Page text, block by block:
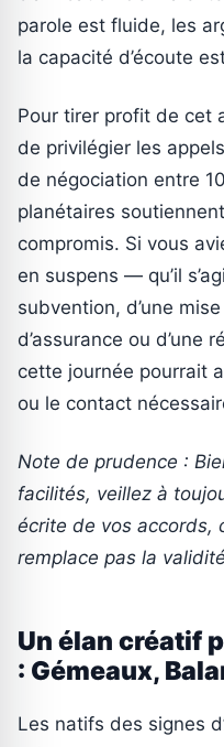
parole est fluide, les
la capacité d’écoute
Pour tirer profit de cet
de privilégier les
de négociation entre
planétaires
compromis. Si vous
en suspens — qu’il
subvention, d’une
d’assurance ou
cette journée pourrait
ou le contact
Note de prudence :
facilités, veillez à
écrite de vos accords,
remplace pas la
Un élan créatif
: Gémeaux,
Les natifs des signes